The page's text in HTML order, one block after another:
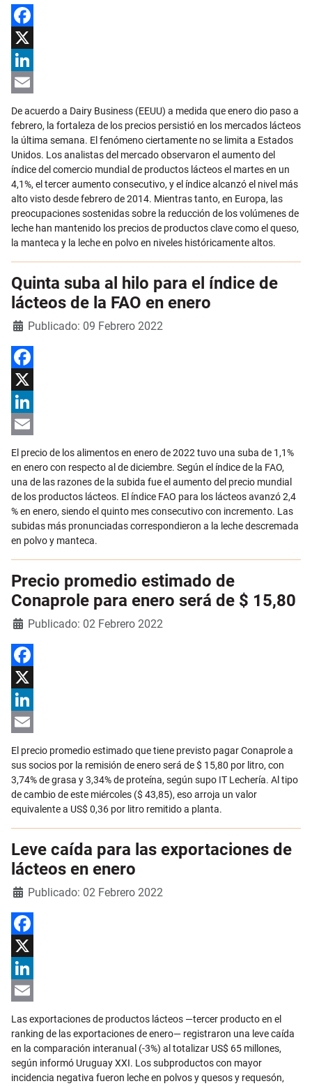
Facebook
X
LinkedIn
De acuerdo a Dairy Business (EEUU) a medida que enero dio paso a
febrero, la fortaleza de los precios persistió en los mercados lácteos
la última semana. El fenómeno ciertamente no se limita a Estados
Unidos. Los analistas del mercado observaron el aumento del
índice del comercio mundial de productos lácteos el martes en un
4,1%, el tercer aumento consecutivo, y el índice alcanzó el nivel más
alto visto desde febrero de 2014. Mientras tanto, en Europa, las
preocupaciones sostenidas sobre la reducción de los volúmenes de
leche han mantenido los precios de productos clave como el queso,
la manteca y la leche en polvo en niveles históricamente altos.
Quinta suba al hilo para el índice de
lácteos de la FAO en enero
DetallesPublicado: 09 Febrero 2022
Facebook
X
LinkedIn
Email
El precio de los alimentos en enero de 2022 tuvo una suba de 1,1%
en enero con respecto al de diciembre. Según el índice de la FAO,
una de las razones de la subida fue el aumento del precio mundial
de los productos lácteos. El índice FAO para los lácteos avanzó 2,4
% en enero, siendo el quinto mes consecutivo con incremento. Las
subidas más pronunciadas correspondieron a la leche descremada
en polvo y manteca.
Precio promedio estimado de
Conaprole para enero será de $ 15,80
DetallesPublicado: 02 Febrero 2022
Facebook
X
LinkedIn
Email
El precio promedio estimado que tiene previsto pagar Conaprole a
sus socios por la remisión de enero será de $ 15,80 por litro, con
3,74% de grasa y 3,34% de proteína, según supo IT Lechería. Al tipo
de cambio de este miércoles ($ 43,85), eso arroja un valor
equivalente a US$ 0,36 por litro remitido a planta.
Leve caída para las exportaciones de
lácteos en enero
DetallesPublicado: 02 Febrero 2022
Facebook
X
LinkedIn
Las exportaciones de productos lácteos —tercer producto en el
ranking de las exportaciones de enero— registraron una leve caída
en la comparación interanual (-3%) al totalizar US$ 65 millones,
según informó Uruguay XXI. Los subproductos con mayor
incidencia negativa fueron leche en polvos y quesos y requesón,